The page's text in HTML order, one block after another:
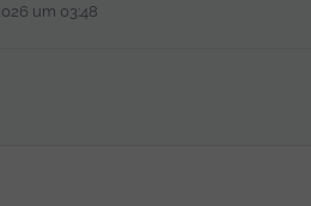
um 03:48